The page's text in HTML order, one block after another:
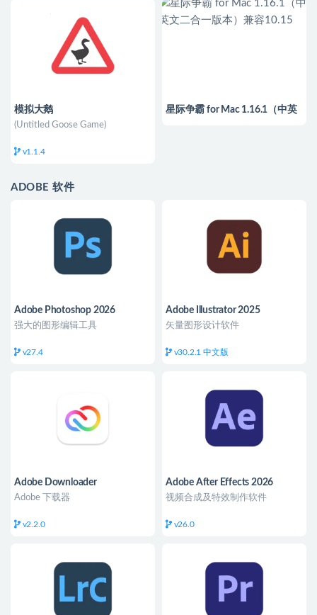
模拟大鹅
(Untitled Goose Game)
v1.1.4
星际争霸 for Mac 1.16.1（中英
ADOBE 软件
Adobe Photoshop 2026
强大的图形编辑工具
v27.4
Adobe Illustrator 2025
矢量图形设计软件
v30.2.1 中文版
Adobe Downloader
Adobe 下载器
v2.2.0
Adobe After Effects 2026
视频合成及特效制作软件
v26.0